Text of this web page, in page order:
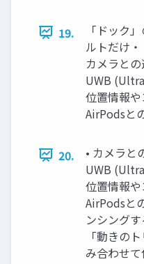
19.
「ドック
ルトだけ
カメラと
UWB
位置情報
AirPodsと
20.
• カメラと
UWB
位置情報
AirPodsと
ンシングす
「動きの
み合わせ